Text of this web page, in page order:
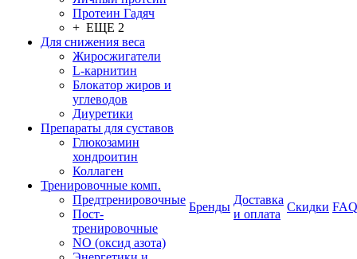
Протеин Гадяч
+ ЕЩЕ 2
Для снижения веса
Жиросжигатели
L-карнитин
Блокатор жиров и
углеводов
Диуретики
Препараты для суставов
Глюкозамин
хондроитин
Коллаген
Тренировочные комп.
Предтренировочные
Пост-
тренировочные
NO (оксид азота)
Бренды
Доставка
и оплата
Скидки FAQ